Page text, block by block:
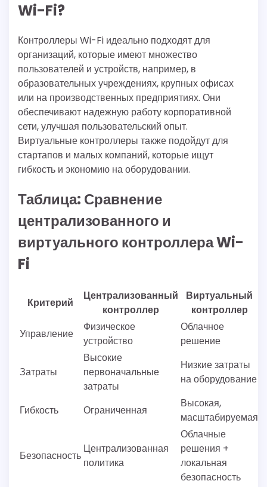
Wi-Fi?
Контроллеры Wi-Fi идеально подходят для
организаций, которые имеют множество
пользователей и устройств, например, в
образовательных учреждениях, крупных офисах
или на производственных предприятиях. Они
обеспечивают надежную работу корпоративной
сети, улучшая пользовательский опыт.
Виртуальные контроллеры также подойдут для
стартапов и малых компаний, которые ищут
гибкость и экономию на оборудовании.
Таблица: Сравнение
централизованного и
виртуального контроллера Wi-
Fi
Критерий
Централизованный
контроллер
Виртуальный
контроллер
Управление
Физическое
устройство
Облачное
решение
Затраты
Высокие
первоначальные
затраты
Низкие затраты
на оборудование
Гибкость Ограниченная
Высокая,
масштабируемая
Безопасность
Централизованная
политика
Облачные
решения +
локальная
безопасность